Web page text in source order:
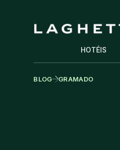
HOTÉIS
BLOG GRAMADO